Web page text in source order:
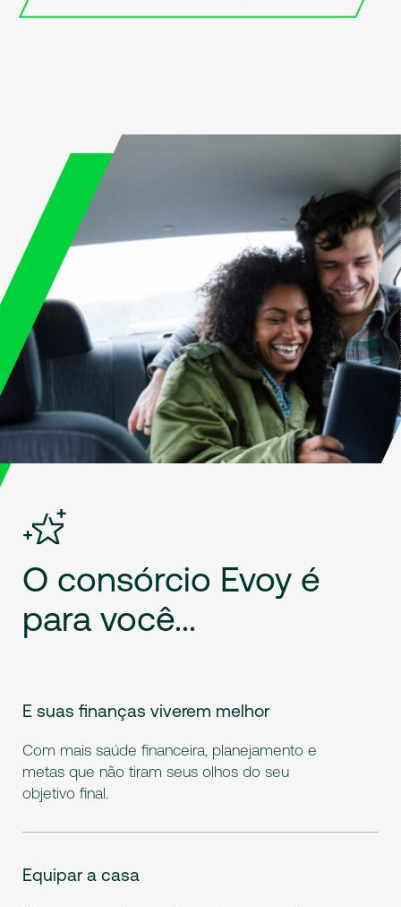
O consórcio Evoy é
para você...
E suas finanças viverem melhor
Com mais saúde financeira, planejamento e
metas que não tiram seus olhos do seu
objetivo final.
Equipar a casa